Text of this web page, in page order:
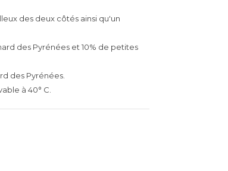
des deux côtés ainsi qu'un
des Pyrénées et 10% de petites
des Pyrénées.
à 40° C.